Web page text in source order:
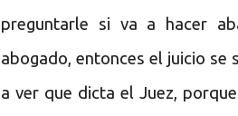
preguntarle si va a hacer
abogado, entonces el juicio se
a ver que dicta el Juez,